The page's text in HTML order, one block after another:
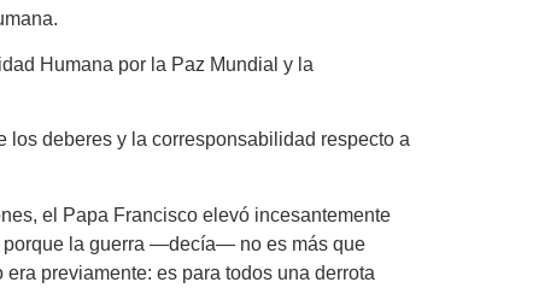
Humana por la Paz Mundial y la
los deberes y la corresponsabilidad respecto a
el Papa Francisco elevó incesantemente
porque la guerra —decía— no es más que
previamente: es para todos una derrota